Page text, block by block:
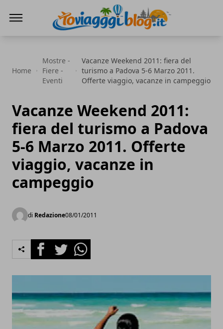
Home
Mostre -
Fiere -
Eventi
Vacanze Weekend 2011: fiera del
turismo a Padova 5-6 Marzo 2011.
Offerte viaggio, vacanze in campeggio
Vacanze Weekend 2011:
fiera del turismo a Padova
5-6 Marzo 2011. Offerte
viaggio, vacanze in
campeggio
di Redazione08/01/2011
FacebookTwitterWhatsapp